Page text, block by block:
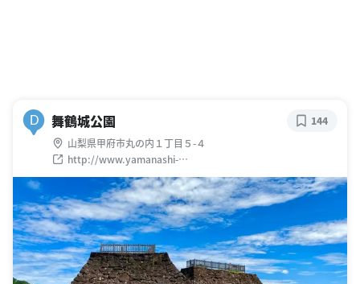
D 舞鶴城公園
山梨県甲府市丸の内１丁目５-４
http://www.yamanashi-
kankou.jp/kankou/spot/p2_4404.html
144